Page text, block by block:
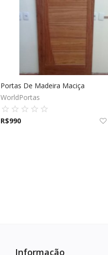
Portas De Madeira Maciça
WorldPortas
R$990
Informação